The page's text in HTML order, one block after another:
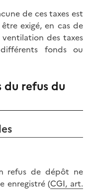
de ces taxes est
exigé, en cas de
des taxes
fonds ou
du refus du
refus de dépôt ne
enregistré (CGI, art.